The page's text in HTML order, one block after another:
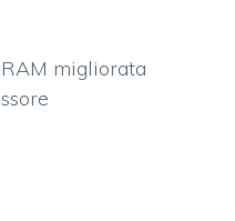
migliorata